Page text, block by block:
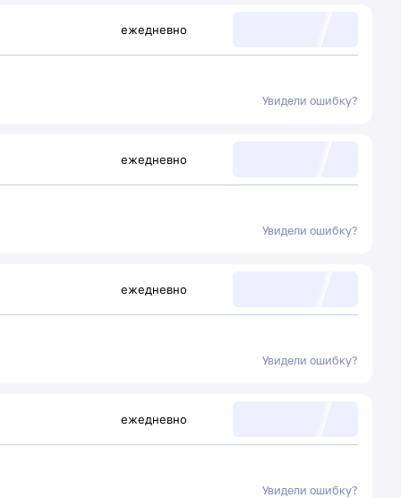
ежедневно
Увидели ошибку?
ежедневно
Увидели ошибку?
ежедневно
Увидели ошибку?
ежедневно
Увидели ошибку?